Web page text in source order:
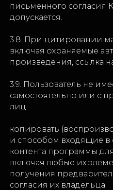
письменного согласия
допускается.
3.8. При цитировании
включая охраняемые
произведения, ссылка
3.9. Пользователь не
самостоятельно или с
лиц:
копировать
и способом входящие в
контента программы
включая любые их
получения
согласия их владельца;
+7 927 179-51-37
@processtech_team
Telegram-канал Proceset
Написать на почту